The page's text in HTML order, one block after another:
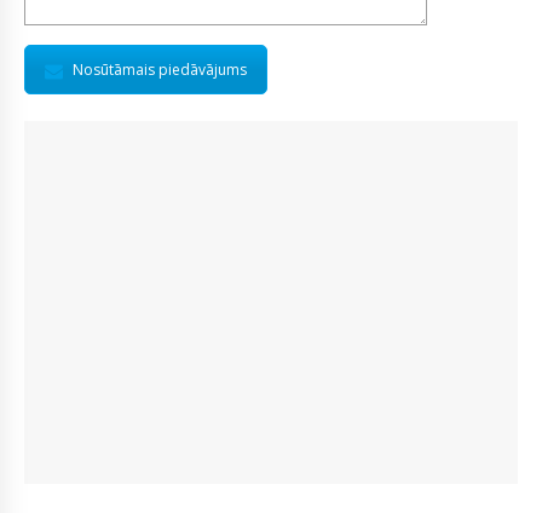
Nosūtāmais piedāvājums